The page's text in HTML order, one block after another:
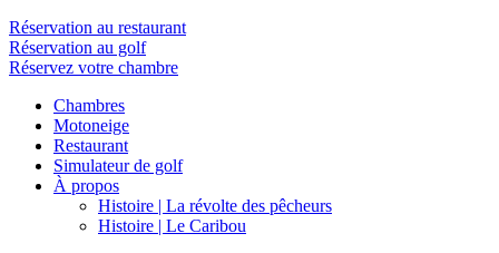
Réservation au restaurant
Réservation au golf
Réservez votre chambre
Chambres
Motoneige
Restaurant
Simulateur de golf
À propos
Histoire | La révolte des pêcheurs
Histoire | Le Caribou